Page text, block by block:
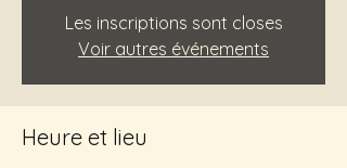
Les inscriptions sont closes
Voir autres événements
Heure et lieu